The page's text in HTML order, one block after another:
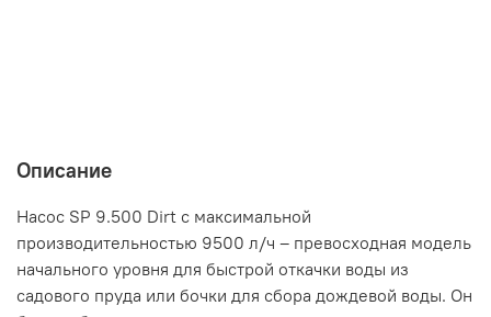
Описание
Насос SP 9.500 Dirt с максимальной
производительностью 9500 л/ч – превосходная модель
начального уровня для быстрой откачки воды из
садового пруда или бочки для сбора дождевой воды. Он